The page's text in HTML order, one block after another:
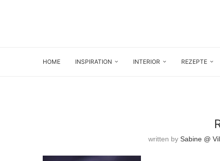
HOME INSPIRATION INTERIOR REZEPTE
written by Sabine @